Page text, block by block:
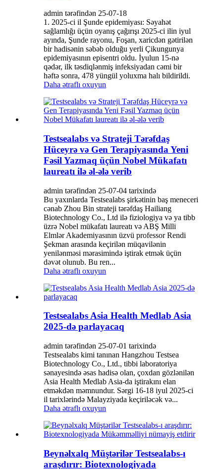
admin tərəfindən 25-07-18
1. 2025-ci il Şunde epidemiyası: Səyahət
sağlamlığı üçün oyanış çağırışı 2025-ci ilin iyul
ayında, Şunde rayonu, Foşan, xaricdən gətirilən
bir hadisənin səbəb olduğu yerli Çikungunya
epidemiyasının episentri oldu. İyulun 15-nə
qədər, ilk təsdiqlənmiş infeksiyadan cəmi bir
həftə sonra, 478 yüngül yoluxma halı bildirildi.
Daha ətraflı oxuyun
Testsealabs və Strateji Tərəfdaş
Hüceyrə və Gen Terapiyasında Yeni
Fəsil Yazmaq üçün Nobel Mükafatı
laureatı ilə əl-ələ verib
admin tərəfindən 25-07-04 tarixində
Bu yaxınlarda Testsealabs şirkətinin baş meneceri
cənab Zhou Bin strateji tərəfdaş Hailiang
Biotechnology Co., Ltd ilə fiziologiya və ya tibb
üzrə Nobel mükafatı laureatı və ABŞ Milli
Elmlər Akademiyasının üzvü professor Rendi
Şekman arasında keçirilən müqavilənin
yenilənməsi mərasimində iştirak etmək üçün
dəvət olunub. Bu ren...
Daha ətraflı oxuyun
Testsealabs Asia Health Medlab Asia
2025-də parlayacaq
admin tərəfindən 25-07-01 tarixində
Testsealabs kimi tanınan Hangzhou Testsea
Biotechnology Co., Ltd., tibbi laboratoriya
sənayesində əsas hadisə olan, çoxdan gözlənilən
Asia Health Medlab Asia-da iştirakını elan
etməkdən məmnundur. Sərgi 16-18 iyul 2025-ci
il tarixlərində Malayziyada keçiriləcək və...
Daha ətraflı oxuyun
Beynəlxalq Müştərilər Testsealabs-ı
araşdırır: Biotexnologiyada